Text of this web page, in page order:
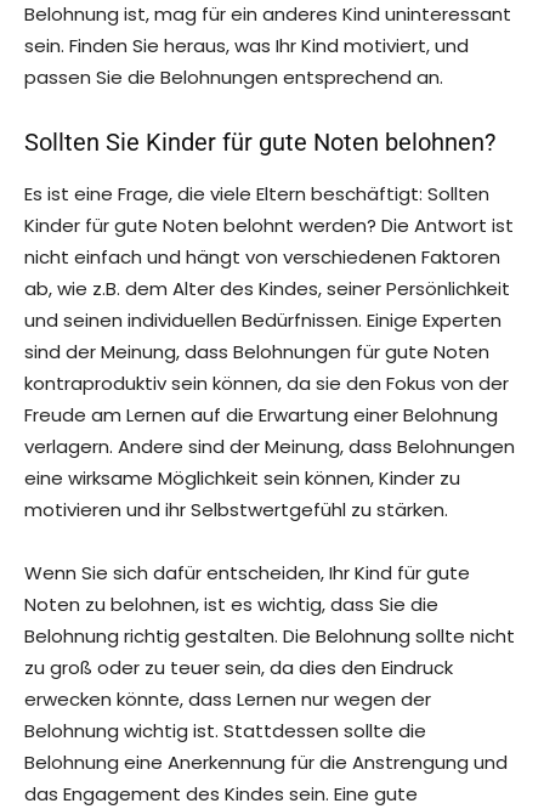
Belohnung ist, mag für ein anderes Kind uninteressant
sein. Finden Sie heraus, was Ihr Kind motiviert, und
passen Sie die Belohnungen entsprechend an.
Sollten Sie Kinder für gute Noten belohnen?
Es ist eine Frage, die viele Eltern beschäftigt: Sollten
Kinder für gute Noten belohnt werden? Die Antwort ist
nicht einfach und hängt von verschiedenen Faktoren
ab, wie z.B. dem Alter des Kindes, seiner Persönlichkeit
und seinen individuellen Bedürfnissen. Einige Experten
sind der Meinung, dass Belohnungen für gute Noten
kontraproduktiv sein können, da sie den Fokus von der
Freude am Lernen auf die Erwartung einer Belohnung
verlagern. Andere sind der Meinung, dass Belohnungen
eine wirksame Möglichkeit sein können, Kinder zu
motivieren und ihr Selbstwertgefühl zu stärken.
Wenn Sie sich dafür entscheiden, Ihr Kind für gute
Noten zu belohnen, ist es wichtig, dass Sie die
Belohnung richtig gestalten. Die Belohnung sollte nicht
zu groß oder zu teuer sein, da dies den Eindruck
erwecken könnte, dass Lernen nur wegen der
Belohnung wichtig ist. Stattdessen sollte die
Belohnung eine Anerkennung für die Anstrengung und
das Engagement des Kindes sein. Eine gute